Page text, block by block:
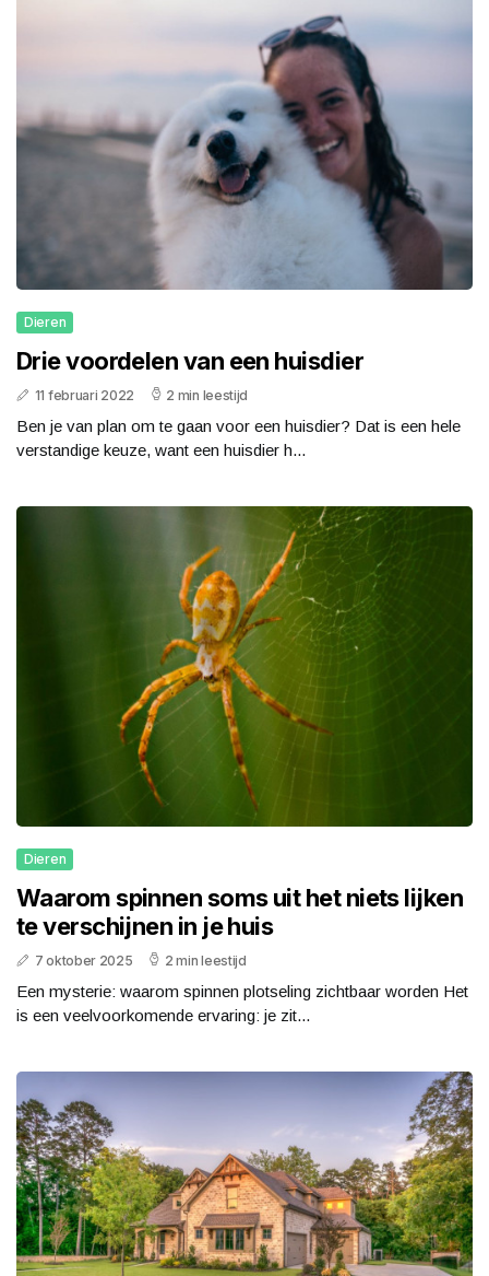
Dieren
Drie voordelen van een huisdier
11 februari 2022 2 min leestijd
Ben je van plan om te gaan voor een huisdier? Dat is een hele
verstandige keuze, want een huisdier h...
Dieren
Waarom spinnen soms uit het niets lijken
te verschijnen in je huis
7 oktober 2025 2 min leestijd
Een mysterie: waarom spinnen plotseling zichtbaar worden Het
is een veelvoorkomende ervaring: je zit...